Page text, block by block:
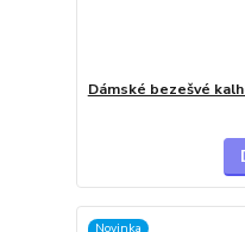
Dámské bezešvé
Novinka